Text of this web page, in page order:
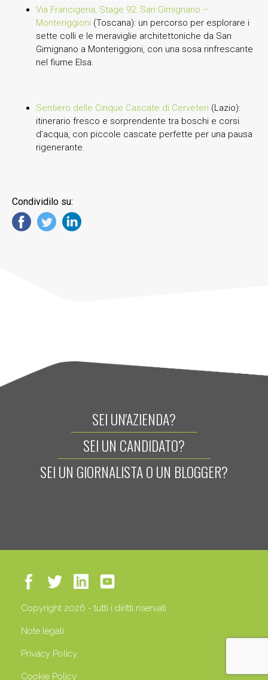
Via Francigena, Stage 92: San Gimignano –
Monteriggioni (Toscana): un percorso per esplorare i
sette colli e le meraviglie architettoniche da San
Gimignano a Monteriggioni, con una sosa rinfrescante
nel fiume Elsa.
Sentiero delle Cinque Cascate di Cerveteri (Lazio):
itinerario fresco e sorprendente tra boschi e corsi
d’acqua, con piccole cascate perfette per una pausa
rigenerante.
Condividilo su:
SEI UN'AZIENDA?
SEI UN CANDIDATO?
SEI UN GIORNALISTA O UN BLOGGER?
Copyright 2026 - tutti i diritti riservati
Note legali
Privacy Policy
Cookie Policy